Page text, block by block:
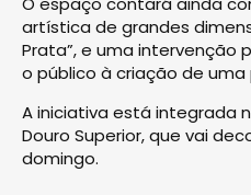
artística de grandes
Prata”, e uma intervenção
o público à criação de
A iniciativa está integrada
Douro Superior, que vai
domingo.